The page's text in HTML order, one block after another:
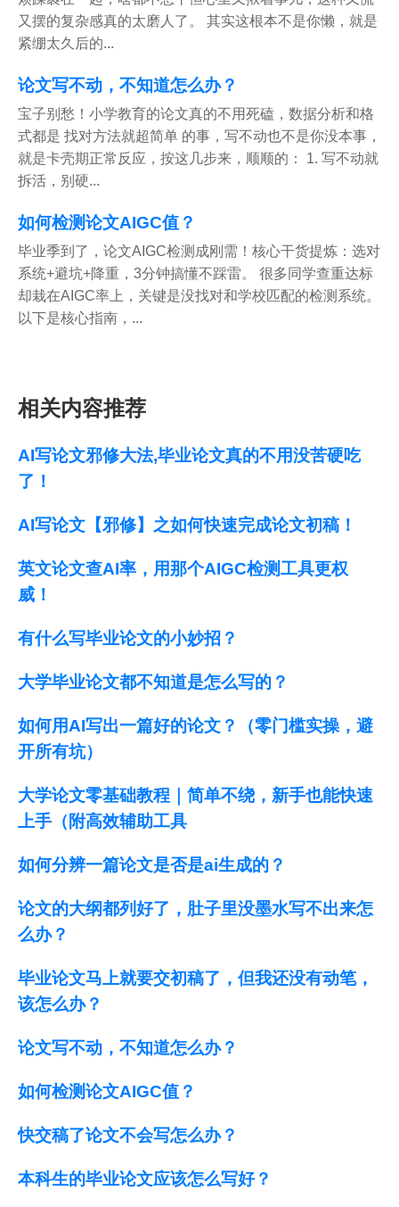
又摆的复杂感真的太磨人了。 其实这根本不是你懒，就是
紧绷太久后的...
论文写不动，不知道怎么办？
宝子别愁！小学教育的论文真的不用死磕，数据分析和格
式都是 找对方法就超简单 的事，写不动也不是你没本事，
就是卡壳期正常反应，按这几步来，顺顺的： 1. 写不动就
拆活，别硬...
如何检测论文AIGC值？
毕业季到了，论文AIGC检测成刚需！核心干货提炼：选对
系统+避坑+降重，3分钟搞懂不踩雷。 很多同学查重达标
却栽在AIGC率上，关键是没找对和学校匹配的检测系统。
以下是核心指南，...
相关内容推荐
AI写论文邪修大法,毕业论文真的不用没苦硬吃
了！
AI写论文【邪修】之如何快速完成论文初稿！
英文论文查AI率，用那个AIGC检测工具更权
威！
有什么写毕业论文的小妙招？
大学毕业论文都不知道是怎么写的？
如何用AI写出一篇好的论文？（零门槛实操，避
开所有坑）
大学论文零基础教程｜简单不绕，新手也能快速
上手（附高效辅助工具
如何分辨一篇论文是否是ai生成的？
论文的大纲都列好了，肚子里没墨水写不出来怎
么办？
毕业论文马上就要交初稿了，但我还没有动笔，
该怎么办？
论文写不动，不知道怎么办？
如何检测论文AIGC值？
快交稿了论文不会写怎么办？
本科生的毕业论文应该怎么写好？